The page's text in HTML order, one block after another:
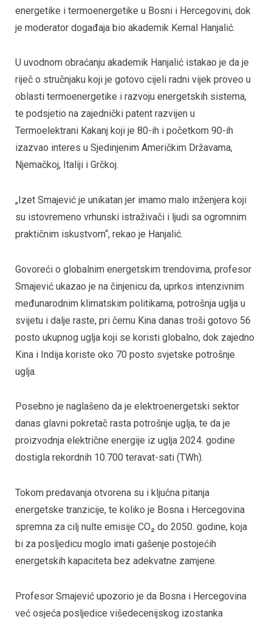
energetike i termoenergetike u Bosni i Hercegovini, dok
je moderator događaja bio akademik Kemal Hanjalić.
U uvodnom obraćanju akademik Hanjalić istakao je da je
riječ o stručnjaku koji je gotovo cijeli radni vijek proveo u
oblasti termoenergetike i razvoju energetskih sistema,
te podsjetio na zajednički patent razvijen u
Termoelektrani Kakanj koji je 80-ih i početkom 90-ih
izazvao interes u Sjedinjenim Američkim Državama,
Njemačkoj, Italiji i Grčkoj.
„Izet Smajević je unikatan jer imamo malo inženjera koji
su istovremeno vrhunski istraživači i ljudi sa ogromnim
praktičnim iskustvom“, rekao je Hanjalić.
Govoreći o globalnim energetskim trendovima, profesor
Smajević ukazao je na činjenicu da, uprkos intenzivnim
međunarodnim klimatskim politikama, potrošnja uglja u
svijetu i dalje raste, pri čemu Kina danas troši gotovo 56
posto ukupnog uglja koji se koristi globalno, dok zajedno
Kina i Indija koriste oko 70 posto svjetske potrošnje
uglja.
Posebno je naglašeno da je elektroenergetski sektor
danas glavni pokretač rasta potrošnje uglja, te da je
proizvodnja električne energije iz uglja 2024. godine
dostigla rekordnih 10.700 teravat-sati (TWh).
Tokom predavanja otvorena su i ključna pitanja
energetske tranzicije, te koliko je Bosna i Hercegovina
spremna za cilj nulte emisije CO₂ do 2050. godine, koja
bi za posljedicu moglo imati gašenje postojećih
energetskih kapaciteta bez adekvatne zamjene.
Profesor Smajević upozorio je da Bosna i Hercegovina
već osjeća posljedice višedecenijskog izostanka